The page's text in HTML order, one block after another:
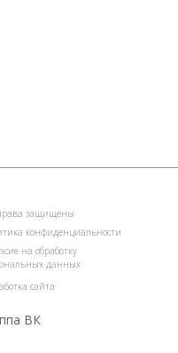
защищены
конфиденциальности
сайта
на обработку
данных
ВК